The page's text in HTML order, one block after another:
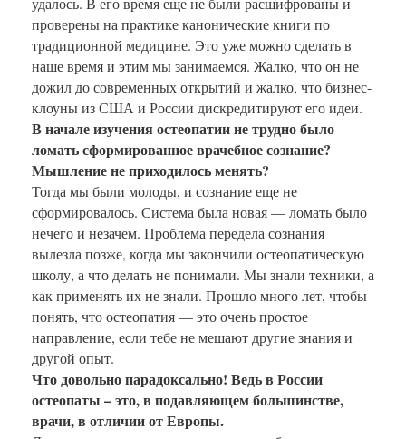
проверены на практике канонические книги по
традиционной медицине. Это уже можно сделать в
наше время и этим мы занимаемся. Жалко, что он не
дожил до современных открытий и жалко, что бизнес-
клоуны из США и России дискредитируют его идеи.
В начале изучения остеопатии не трудно было
ломать сформированное врачебное сознание?
Мышление не приходилось менять?
Тогда мы были молоды, и сознание еще не
сформировалось. Система была новая — ломать было
нечего и незачем. Проблема передела сознания
вылезла позже, когда мы закончили остеопатическую
школу, а что делать не понимали. Мы знали техники, а
как применять их не знали. Прошло много лет, чтобы
понять, что остеопатия — это очень простое
направление, если тебе не мешают другие знания и
другой опыт.
Что довольно парадоксально! Ведь в России
остеопаты – это, в подавляющем большинстве,
врачи, в отличии от Европы.